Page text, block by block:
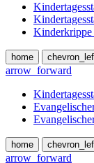
home
arrow_forward
home
arrow_forward